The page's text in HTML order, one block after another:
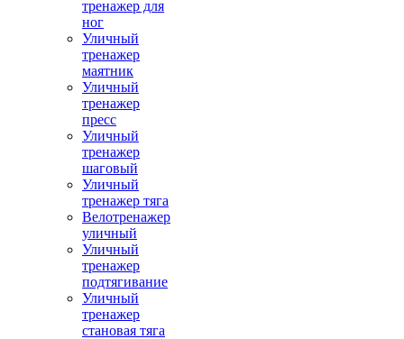
тренажер для
ног
Уличный
тренажер
маятник
Уличный
тренажер
пресс
Уличный
тренажер
шаговый
Уличный
тренажер тяга
Велотренажер
уличный
Уличный
тренажер
подтягивание
Уличный
тренажер
становая тяга